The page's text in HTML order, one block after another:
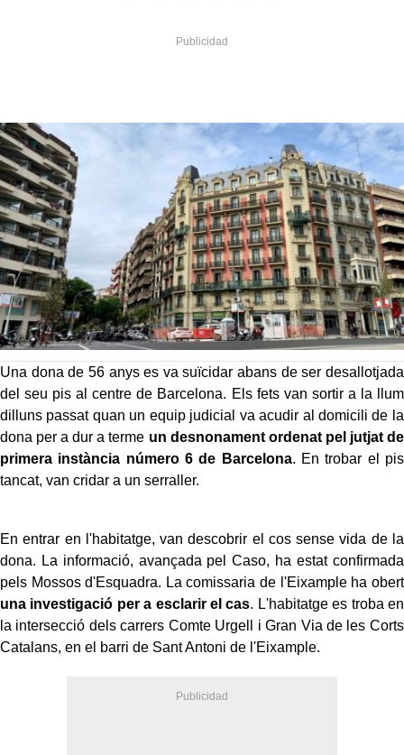
Una dona de 56 anys es va suïcidar abans de ser desallotjada
del seu pis al centre de Barcelona. Els fets van sortir a la llum
dilluns passat quan un equip judicial va acudir al domicili de la
dona per a dur a terme un desnonament ordenat pel jutjat de
primera instància número 6 de Barcelona. En trobar el pis
tancat, van cridar a un serraller.
En entrar en l'habitatge, van descobrir el cos sense vida de la
dona. La informació, avançada pel Caso, ha estat confirmada
pels Mossos d'Esquadra. La comissaria de l'Eixample ha obert
una investigació per a esclarir el cas. L'habitatge es troba en
la intersecció dels carrers Comte Urgell i Gran Via de les Corts
Catalans, en el barri de Sant Antoni de l'Eixample.